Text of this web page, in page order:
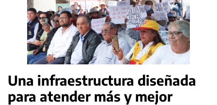
Una infraestructura diseñada
para atender más y mejor